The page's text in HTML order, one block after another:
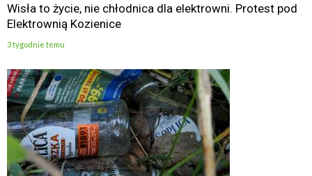
Wisła to życie, nie chłodnica dla elektrowni. Protest pod
Elektrownią Kozienice
3 tygodnie temu